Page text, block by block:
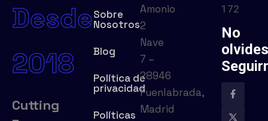
Desde
2018
Cutting
Sobre
Nosotros
Blog
Política de
privacidad
Políticas
Amonio
2
Nave
7 –
28946
Fuenlabrada,
Madrid
172
No